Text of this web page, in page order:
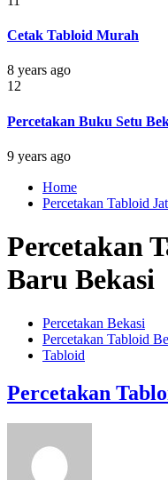
Cetak Tabloid Murah
8 years ago
12
Percetakan Buku Setu
9 years ago
Home
Percetakan Tabloid
Percetakan
Baru Bekasi
Percetakan Bekasi
Percetakan Tabloid
Tabloid
Percetakan